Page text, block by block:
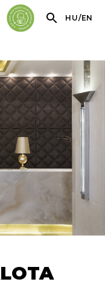
HU/EN